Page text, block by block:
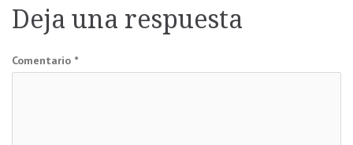
entradas
Deja una respuesta
Comentario *